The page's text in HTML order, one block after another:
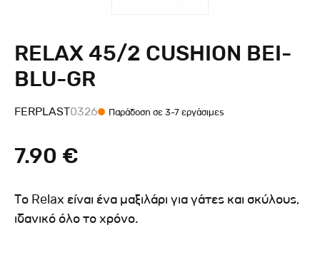
RELAX 45/2 CUSHION BEI-
BLU-GR
FERPLAST0326 Παράδοση σε 3-7 εργάσιμες
7.90 €
Το Relax είναι ένα μαξιλάρι για γάτες και σκύλους,
ιδανικό όλο το χρόνο.